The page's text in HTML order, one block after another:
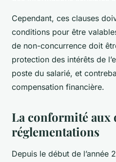
Cependant, ces clauses
conditions pour être
de non-concurrence doit
protection des intérêts de
poste du salarié, et
compensation financière.
La conformité aux
réglementations
Depuis le début de l’année